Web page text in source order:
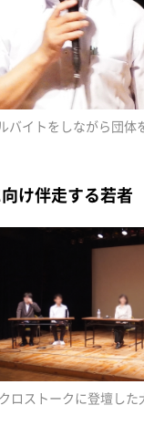
バイトをしながら団体
け伴走する若者
ロストークに登壇した